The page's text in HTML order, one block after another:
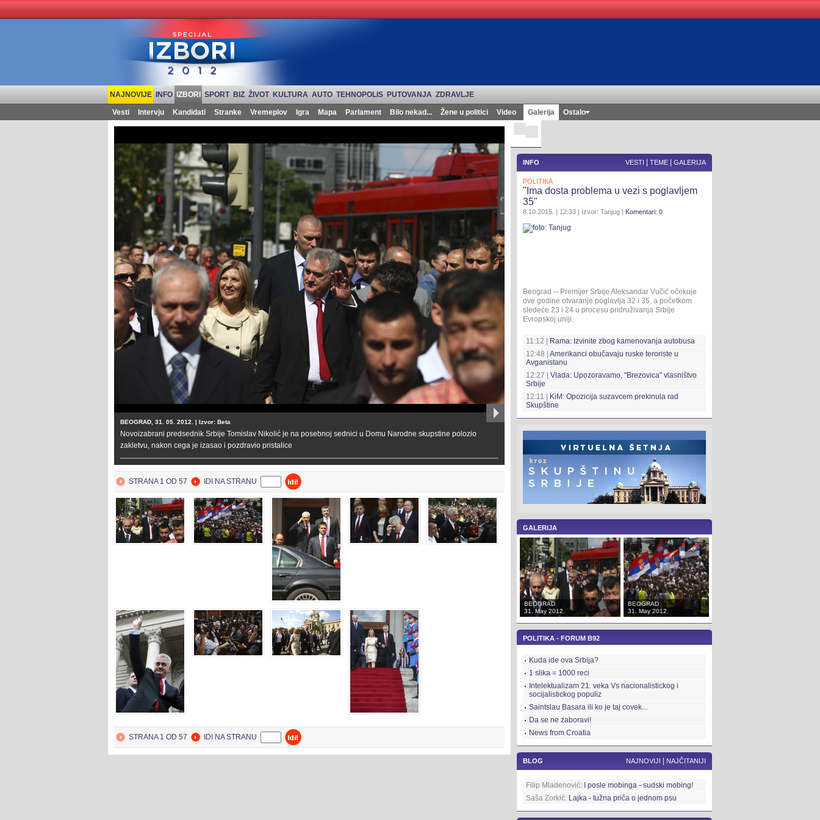
NAJNOVIJE INFO IZBORI SPORT BIZ ŽIVOT KULTURA AUTO TEHNOPOLIS PUTOVANJA ZDRAVLJE
Vesti Intervju Kandidati Stranke Vremeplov Igra Mapa Parlament Bilo nekad... Žene u politici Video Galerija Ostalo
BEOGRAD, 31. 05. 2012. | Izvor: Beta
Novoizabrani predsednik Srbije Tomislav Nikolić je na posebnoj sednici u Domu Narodne skupstine polozio
zakletvu, nakon cega je izasao i pozdravio pristalice
STRANA 1 OD 57 IDI NA STRANU
STRANA 1 OD 57 IDI NA STRANU
INFO VESTI TEME GALERIJA
POLITIKA
"Ima dosta problema u vezi s poglavljem
35"
8.10.2015. | 12:33 | Izvor: Tanjug | Komentari: 0
Beograd -- Premijer Srbije Aleksandar Vučić očekuje
ove godine otvaranje poglavlja 32 i 35, a početkom
sledeće 23 i 24 u procesu pridruživanja Srbije
Evropskoj uniji.
11:12 |
Rama: Izvinite zbog kamenovanja autobusa
12:48 | Amerikanci obučavaju ruske teroriste u
Avganistanu
12:27 | Vlada: Upozoravamo, "Brezovica" vlasništvo
Srbije
12:11 |
KiM: Opozicija suzavcem prekinula rad
Skupštine
GALERIJA
31. May 2012.
BEOGRAD
31. May 2012.
BEOGRAD
31. May 2012.
POLITIKA - FORUM B92
Kuda ide ova Srbija?
1 slika = 1000 reci
Intelektualizam 21. veka Vs nacionalistickog i
socijalistickog populiz
Saintslau Basara ili ko je taj covek...
Da se ne zaboravi!
News from Croatia
BLOG NAJNOVIJI NAJČITANIJI
Filip Mladenović:
I posle mobinga - sudski mobing!
Saša Zorkić: Lajka - tužna priča o jednom psu